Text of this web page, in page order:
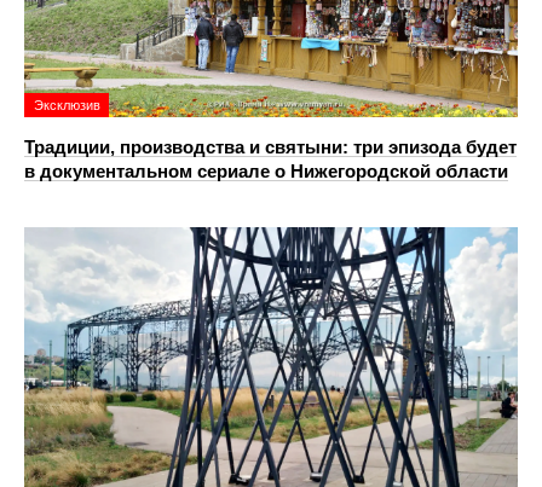
Эксклюзив
Традиции, производства и святыни: три эпизода будет
в документальном сериале о Нижегородской области